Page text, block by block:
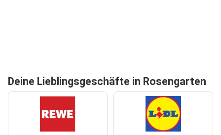
Deine Lieblingsgeschäfte in Rosengarten